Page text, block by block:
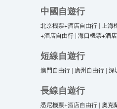
中國自遊行
北京機票+酒店自由行 | 上海
+酒店自由行 | 海口機票+酒
短線自遊行
澳門自由行 | 廣州自由行 | 深
長線自遊行
悉尼機票+酒店自由行 | 奧克